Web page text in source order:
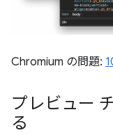
Chromium の問題:
プレビュー
る